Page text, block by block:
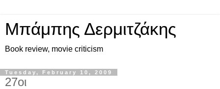
Μπάμπης Δερμιτζάκης
Book review, movie criticism
Tuesday, February 10, 2009
27οι